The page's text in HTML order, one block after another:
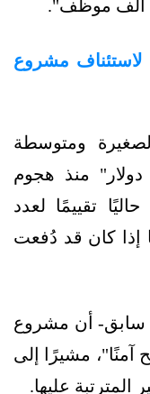
لاستئناف مشروع
ومتوسطة
90 مليون دولار" منذ هجوم
تقييمًا لعدد
إذا كان قد دُفعت
سابق- أن مشروع
آمنًا"، مشيرًا إلى
عليها.